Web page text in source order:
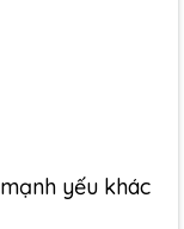
yếu khác